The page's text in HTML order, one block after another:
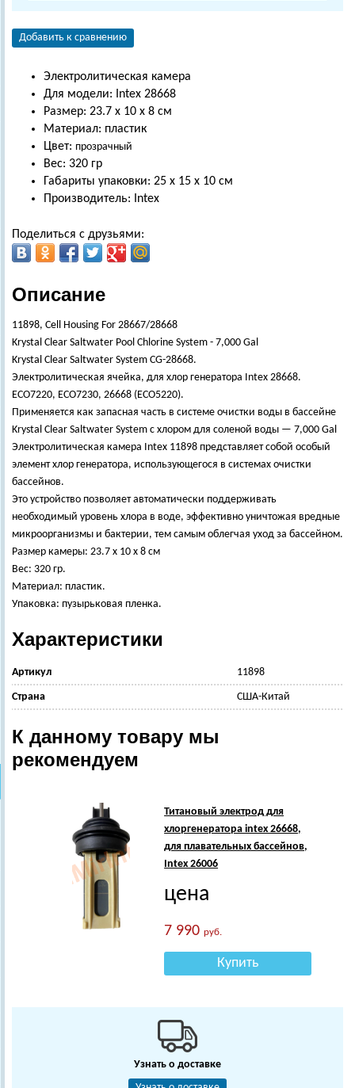
Добавить к сравнению
Электролитическая камера
Для модели: Intex 28668
Размер: 23.7 х 10 х 8 см
Материал: пластик
Цвет: прозрачный
Вес: 320 гр
Габариты упаковки: 25 х 15 х 10 см
Производитель: Intex
Поделиться с друзьями:
Описание
11898, Cell Housing For 28667/28668
Krystal Clear Saltwater Pool Chlorine System - 7,000 Gal
Krystal Clear Saltwater System CG-28668.
Электролитическая ячейка, для хлор генератора Intex 28668.
ECO7220, ECO7230, 26668 (ECO5220).
Применяется как запасная часть в системе очистки воды в бассейне
Krystal Clear Saltwater System с хлором для соленой воды — 7,000 Gal
Электролитическая камера Intex 11898 представляет собой особый
элемент хлор генератора, использующегося в системах очистки
бассейнов.
Это устройство позволяет автоматически поддерживать
необходимый уровень хлора в воде, эффективно уничтожая вредные
микроорганизмы и бактерии, тем самым облегчая уход за бассейном.
Размер камеры: 23.7 х 10 х 8 см
Вес: 320 гр.
Материал: пластик.
Упаковка: пузырьковая пленка.
Характеристики
Артикул 11898
Страна США-Китай
К данному товару мы
рекомендуем
Титановый электрод для
хлоргенератора intex 26668,
для плавательных бассейнов,
Intex 26006
цена
7 990руб.
Купить
Узнать о доставке